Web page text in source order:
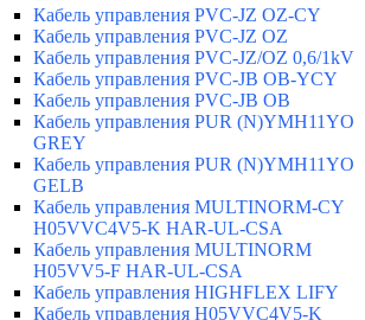
Кабель управления PVC-JZ OZ-CY
Кабель управления PVC-JZ OZ
Кабель управления PVC-JZ/OZ 0,6/1kV
Кабель управления PVC-JB OB-YCY
Кабель управления PVC-JB OB
Кабель управления PUR (N)YMH11YO
GREY
Кабель управления PUR (N)YMH11YO
GELB
Кабель управления MULTINORM-CY
H05VVC4V5-K HAR-UL-CSA
Кабель управления MULTINORM
H05VV5-F HAR-UL-CSA
Кабель управления HIGHFLEX LIFY
Кабель управления H05VVC4V5-K